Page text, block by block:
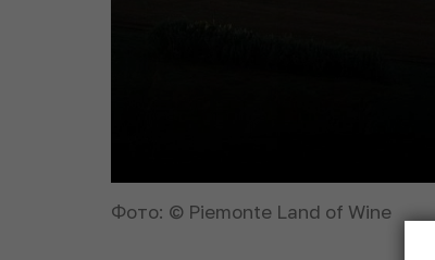
Фото: © Piemonte Land of Wine